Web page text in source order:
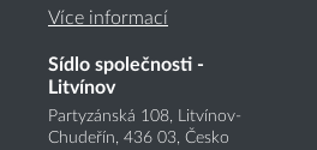
Více informací
Sídlo společnosti -
Litvínov
Partyzánská 108, Litvínov-
Chudeřín, 436 03, Česko